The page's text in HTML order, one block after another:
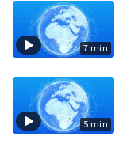
7 min
5 min